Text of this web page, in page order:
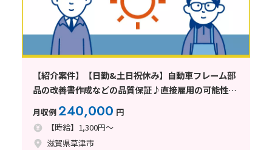
【紹介案件】【日勤&土日祝休み】自動車フレーム部
品の改善書作成などの品質保証♪直接雇用の可能性あ
月収例240,000 円
【時給】1,300円～
滋賀県草津市